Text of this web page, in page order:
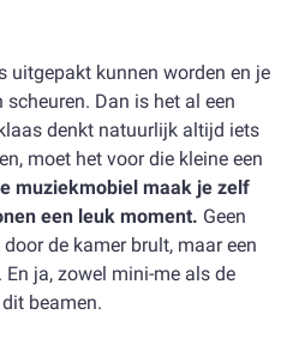
uitgepakt kunnen worden en je
Dan is het al een
denkt natuurlijk altijd iets
moet het voor die kleine een
muziekmobiel maak je zelf
een leuk moment. Geen
de kamer brult, maar een
ja, zowel mini-me als de
dit beamen.